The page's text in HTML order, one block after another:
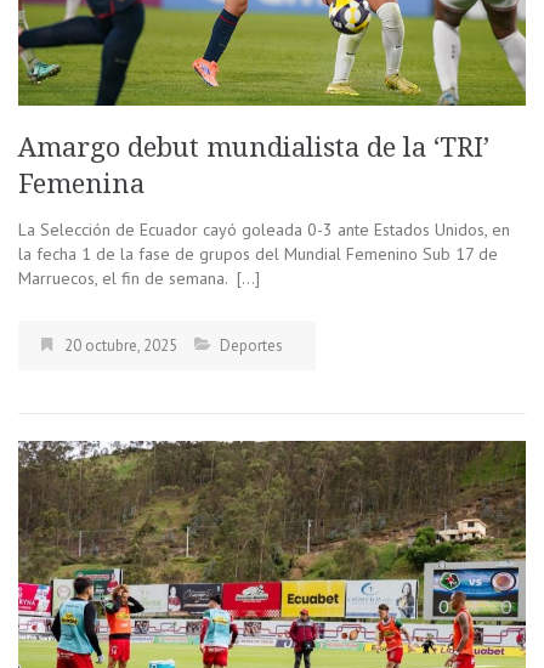
Amargo debut mundialista de la ‘TRI’
Femenina
La Selección de Ecuador cayó goleada 0-3 ante Estados Unidos, en
la fecha 1 de la fase de grupos del Mundial Femenino Sub 17 de
Marruecos, el fin de semana. […]
20 octubre, 2025 Deportes